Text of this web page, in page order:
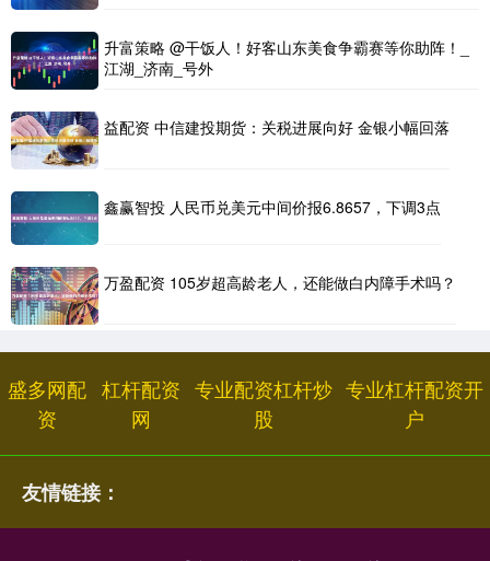
升富策略 @干饭人！好客山东美食争霸赛等你助阵！_
江湖_济南_号外
益配资 中信建投期货：关税进展向好 金银小幅回落
鑫赢智投 人民币兑美元中间价报6.8657，下调3点
万盈配资 105岁超高龄老人，还能做白内障手术吗？
盛多网配
资
杠杆配资
网
专业配资杠杆炒
股
专业杠杆配资开
户
友情链接：